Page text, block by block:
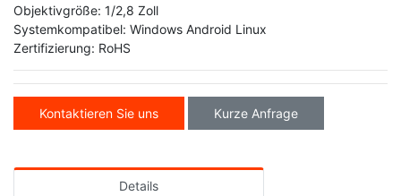
Objektivgröße: 1/2,8 Zoll
Systemkompatibel: Windows Android Linux
Zertifizierung: RoHS
Kontaktieren Sie uns Kurze Anfrage
Details